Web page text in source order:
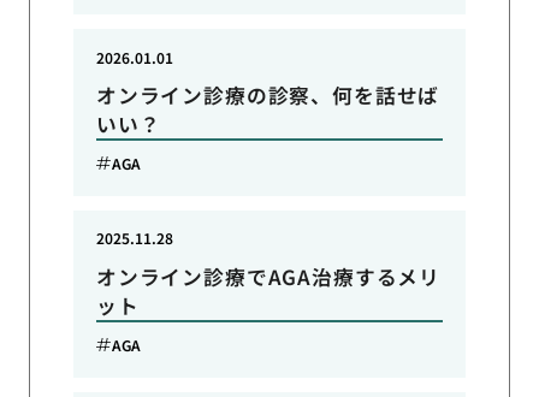
オンライン診療の診察、何を話せば
いい？
2026.01.01
AGA
オンライン診療でAGA治療するメリ
ット
2025.11.28
AGA